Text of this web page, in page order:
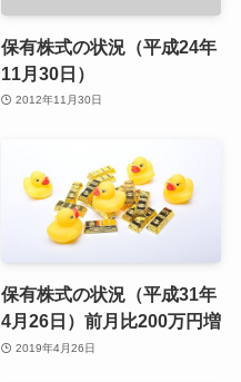
保有株式の状況（平成24年
11月30日）
2012年11月30日
保有株式の状況（平成31年
4月26日）前月比200万円増
2019年4月26日